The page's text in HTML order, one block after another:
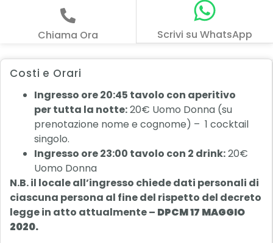
Chiama Ora Scrivi su WhatsApp
Costi e Orari
Ingresso ore 20:45 tavolo con aperitivo
per tutta la notte:20€ Uomo Donna (su
prenotazione nome e cognome) – 1 cocktail
singolo.
Ingresso ore 23:00 tavolo con 2 drink:20€
Uomo Donna
N.B. il locale all’ingresso chiede dati personali di
ciascuna persona al fine del rispetto del decreto
legge in atto attualmente – DPCM 17 MAGGIO
2020.